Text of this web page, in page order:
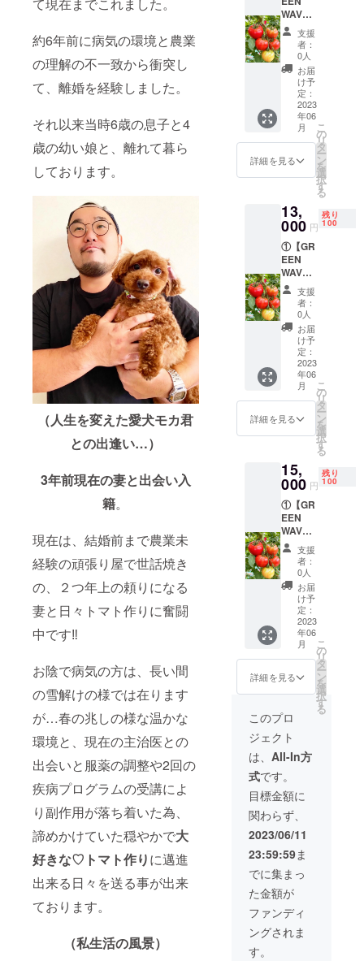
て現在までこれました。
約6年前に病気の環境と農業
の理解の不一致から衝突し
て、離婚を経験しました。
それ以来当時6歳の息子と4
歳の幼い娘と、離れて暮ら
しております。
（人生を変えた愛犬モカ君
との出逢い…）
3年前現在の妻と出会い入
籍。
現在は、結婚前まで農業未
経験の頑張り屋で世話焼き
の、２つ年上の頼りになる
妻と日々トマト作りに奮闘
中です‼︎
お陰で病気の方は、長い間
の雪解けの様では在ります
が…春の兆しの様な温かな
環境と、現在の主治医との
出会いと服薬の調整や2回の
疾病プログラムの受講によ
り副作用が落ち着いた為、
諦めかけていた穏やかで大
好きな♡トマト作りに邁進
出来る日々を送る事が出来
ております。
（私生活の風景）
カー】
︎③【感
謝の手
書きの
お手
紙】 ※6
月上
旬〜7月
中旬ま
でに配
送しま
す。
WAVE
大玉ト
マト
12kg目
安】
※S・
M・L・
2L（45
〜84個
入り）
※全国送
料込み
（クー
なりま
す。）
︎②【オ
リジナ
ルス
テッ
カー】
︎③【感
謝の手
書きの
お手
紙】 ※6
月上
旬〜7月
中旬ま
でに配
送しま
支援
者：
0人
お届
け予
定：
2023
年06
月
詳細を見る
こ
の
リ
タ
ー
ン
を
選
択
す
る
13,
000 円
残り
100
︎①【GR
EEN
WAVE
大玉ト
マト
16kg目
安】
※S・
M・L・
2L（60
〜112個
入り）
※全国送
料込み
（クー
なりま
す。）
︎②【オ
リジナ
ルス
テッ
カー】
︎③【感
謝の手
書きの
お手
紙】 ※6
月上
旬〜7月
中旬ま
でに配
送しま
支援
者：
0人
お届
け予
定：
2023
年06
月
詳細を見る
こ
の
リ
タ
ー
ン
を
選
択
す
る
15,
000 円
残り
100
︎①【GR
EEN
WAVE
大玉ト
マト
20kg目
安】
※S・
M・L・
2L（75
〜140個
入り）
※全国送
料込み
（クー
発送と
なりま
す。）
︎②【オ
リジナ
ルス
テッ
カー】
︎③【感
謝の手
書きの
お手
紙】 ※6
月上
旬〜7月
中旬ま
でに配
送しま
支援
者：
0人
お届
け予
定：
2023
年06
月
詳細を見る
こ
の
リ
タ
ー
ン
を
選
択
す
る
このプロ
ジェクト
は、 All-In方
式です。
目標金額に
関わらず、
2023/06/11
23:59:59ま
でに集まっ
た金額が
ファンディ
ングされま
す。